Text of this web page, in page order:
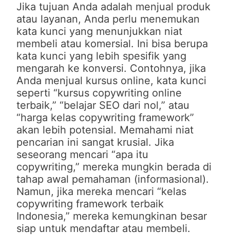
Jika tujuan Anda adalah menjual produk
atau layanan, Anda perlu menemukan
kata kunci yang menunjukkan niat
membeli atau komersial. Ini bisa berupa
kata kunci yang lebih spesifik yang
mengarah ke konversi. Contohnya, jika
Anda menjual kursus online, kata kunci
seperti “kursus copywriting online
terbaik,” “belajar SEO dari nol,” atau
“harga kelas copywriting framework”
akan lebih potensial. Memahami niat
pencarian ini sangat krusial. Jika
seseorang mencari “apa itu
copywriting,” mereka mungkin berada di
tahap awal pemahaman (informasional).
Namun, jika mereka mencari “kelas
copywriting framework terbaik
Indonesia,” mereka kemungkinan besar
siap untuk mendaftar atau membeli.